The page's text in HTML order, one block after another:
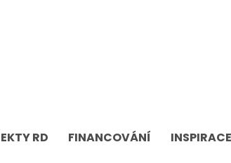
RD FINANCOVÁNÍ INSPIRACE